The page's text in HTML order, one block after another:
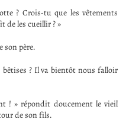
? Crois-tu que les vêtements
de les cueillir ? »
son père.
? Il va bientôt nous falloir
! » répondit doucement le vieil
de son fils.